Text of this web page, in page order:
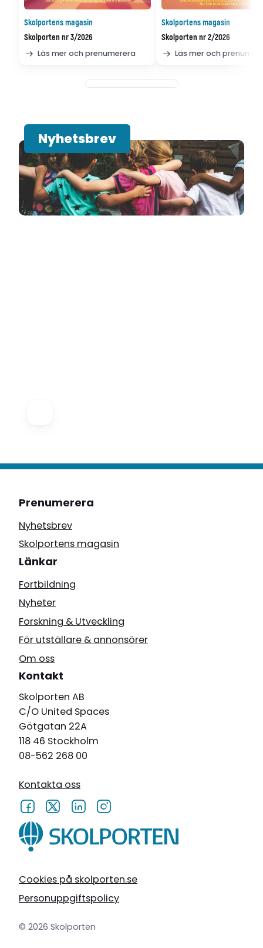
Skolportens magasin
Skolporten nr 3/2026
Läs mer och prenumerera
Skolportens magasin
Skolporten nr 2/2026
Läs mer och
Nyhetsbrev
Cookies på skolporten.se
Personuppgiftspolicy
© 2026 Skolporten
Prenumerera
Nyhetsbrev
Skolportens magasin
Länkar
Fortbildning
Nyheter
Forskning & Utveckling
För utställare & annonsörer
Om oss
Kontakt
Skolporten AB
C/O United Spaces
Götgatan 22A
118 46 Stockholm
08-562 268 00
Kontakta oss